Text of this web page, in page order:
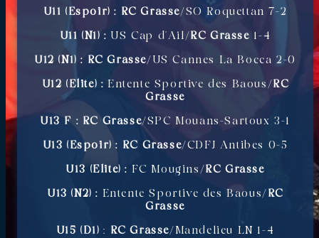
U11 (Espoir) : RC Grasse/SO Roquettan 7-2
U11 (N1) : US Cap d’Ail/RC Grasse 1-4
U12 (N1) : RC Grasse/US Cannes La Bocca 2-0
U12 (Elite) : Entente Sportive des Baous/RC
Grasse
U13 F : RC Grasse/SPC Mouans-Sartoux 3-1
U13 (Espoir) : RC Grasse/CDFJ Antibes 0-5
U13 (Elite) : FC Mougins/RC Grasse
U13 (N2) : Entente Sportive des Baous/ RC
Grasse
U15 (D1) : RC Grasse/Mandelieu LN 1-4